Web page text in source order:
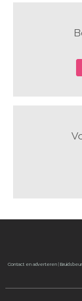
Contact en adverteren |